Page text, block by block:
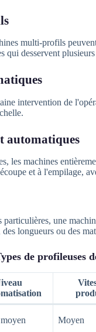
multi-profils
qui desservent
intervention de
automatiques
les machines
et à l'empilage,
particulières, une
longueurs ou des
de profileuses
Moyen